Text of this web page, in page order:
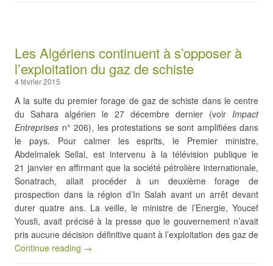
Les Algériens continuent à s’opposer à
l’exploitation du gaz de schiste
4 février 2015
A la suite du premier forage de gaz de schiste dans le centre
du Sahara algérien le 27 décembre dernier (voir Impact
Entreprises n° 206), les protestations se sont amplifiées dans
le pays. Pour calmer les esprits, le Premier ministre,
Abdelmalek Sellal, est intervenu à la télévision publique le
21 janvier en affirmant que la société pétrolière internationale,
Sonatrach, allait procéder à un deuxième forage de
prospection dans la région d’In Salah avant un arrêt devant
durer quatre ans. La veille, le ministre de l’Energie, Youcef
Yousfi, avait précisé à la presse que le gouvernement n’avait
pris aucune décision définitive quant à l’exploitation des gaz de
Continue reading →